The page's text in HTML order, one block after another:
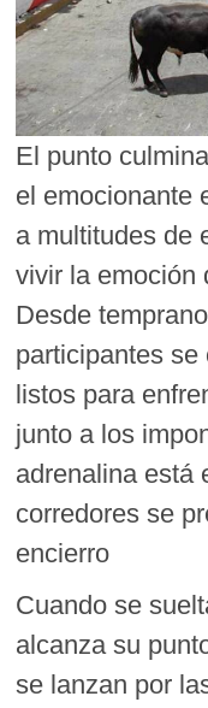
El punto
el emocionante
a multitudes de
vivir la emoción
Desde
participantes se
listos para
junto a los
adrenalina está
corredores se
encierro
Cuando se
alcanza su
se lanzan por